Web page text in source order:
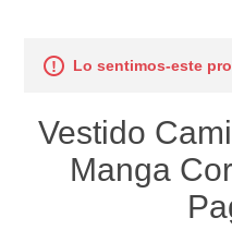
Lo sentimos-este
Vestido
Manga